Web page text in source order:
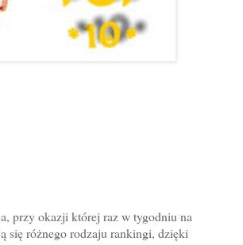
przy okazji której raz w tygodniu na
się różnego rodzaju rankingi, dzięki